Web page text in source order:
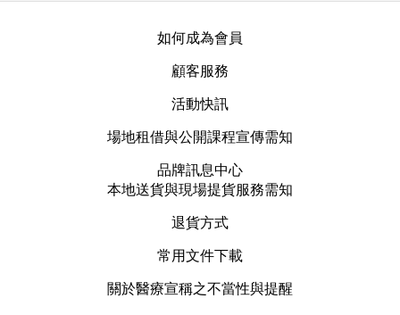
如何成為會員
顧客服務
活動快訊
場地租借與公開課程宣傳需知
品牌訊息中心
本地送貨與現場提貨服務需知
退貨方式
常用文件下載
關於醫療宣稱之不當性與提醒